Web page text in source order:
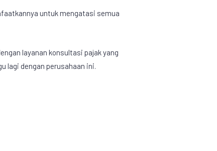
untuk mengatasi semua
layanan konsultasi pajak yang
lagi dengan perusahaan ini.